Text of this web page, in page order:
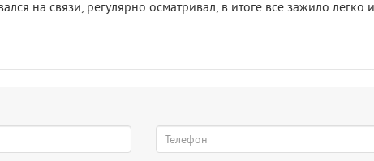
на связи, регулярно осматривал, в итоге все зажило легко